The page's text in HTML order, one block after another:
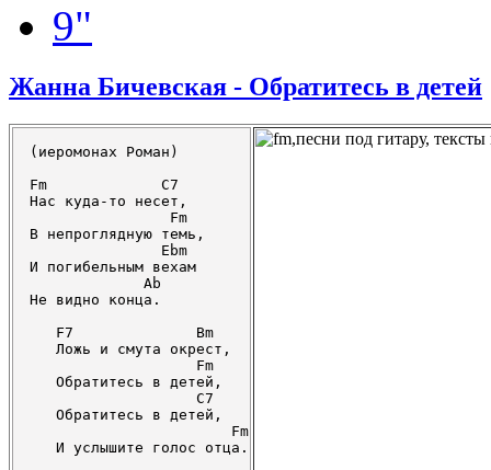
Жанна Бичевская - Обратитесь в детей
(иеромонах Роман)
Fm             C7
Нас куда-то несет,
                Fm
В непроглядную темь,
               Ebm
И погибельным вехам
             Ab
Не видно конца.
   F7              Bm
   Ложь и смута окрест,
                   Fm
   Обратитесь в детей,
                   C7
   Обратитесь в детей,
                       Fm
   И услышите голос отца.